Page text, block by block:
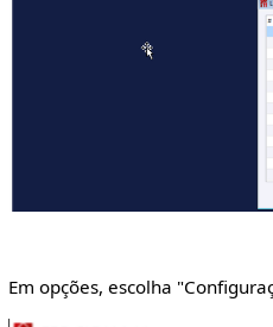
Em opções, escolha